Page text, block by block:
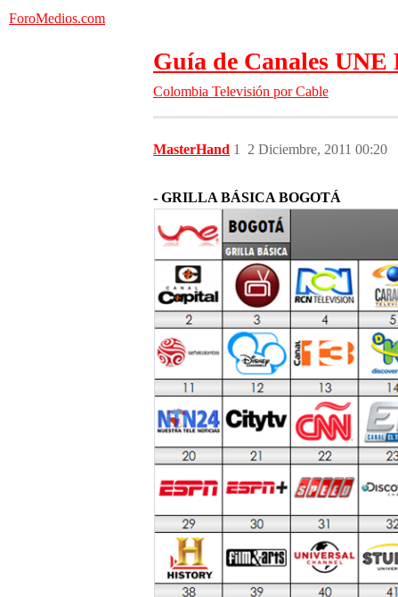
ForoMedios.com
Guía de Canales
Colombia Televisión por Cable
MasterHand 2 Diciembre, 2011 00:20
1
- GRILLA BÁSICA BOGOTÁ